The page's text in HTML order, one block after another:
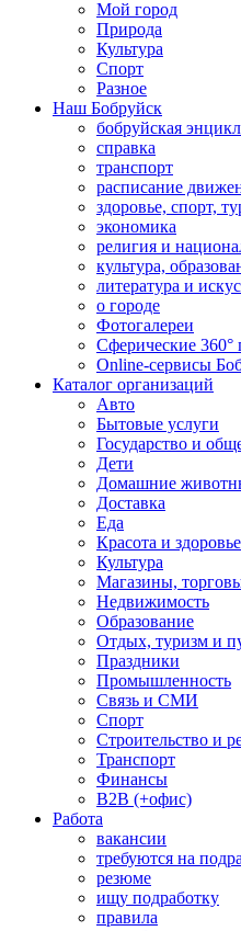
Мой город
Природа
Культура
Спорт
Разное
Наш Бобруйск
бобруйская
справка
транспорт
расписание
здоровье, спорт,
экономика
религия и
культура,
литература и
о городе
Фотогалереи
Сферические
Online-сервисы
Каталог организаций
Авто
Бытовые услуги
Государство и
Дети
Домашние
Доставка
Еда
Красота и здоровье
Культура
Магазины,
Недвижимость
Образование
Отдых, туризм и
Праздники
Промышленность
Связь и СМИ
Спорт
Строительство и
Транспорт
Финансы
B2B (+офис)
Работа
вакансии
требуются на
резюме
ищу подработку
правила